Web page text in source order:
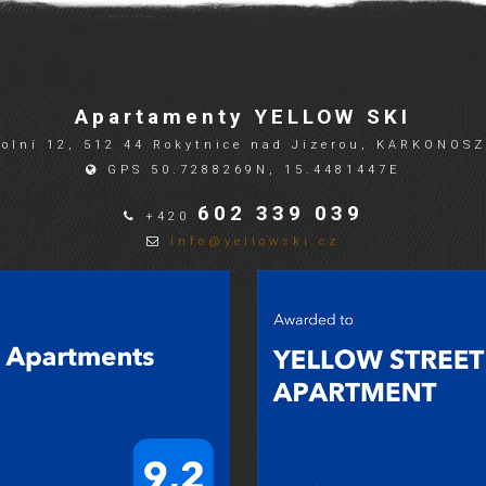
Apartamenty YELLOW SKI
12, 512 44 Rokytnice nad Jizerou,
GPS 50.7288269N, 15.4481447E
+420 602 339 039
info@yellowski.cz